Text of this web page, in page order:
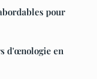
pour
d'œnologie en